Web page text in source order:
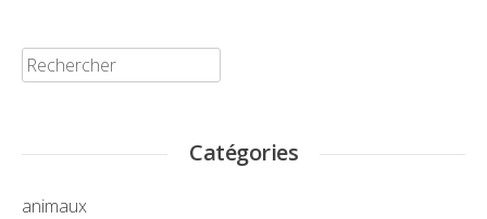
Rechercher:
Catégories
animaux